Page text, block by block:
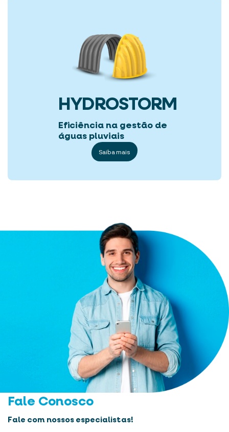
HYDROSTORM
Eficiência na gestão de
águas pluviais
Saiba mais
Fale Conosco
Fale com nossos especialistas!